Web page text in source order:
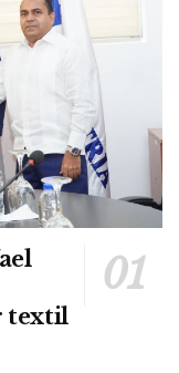
textil